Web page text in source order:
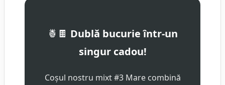
🍍🍫 Dublă bucurie într-un
singur cadou!
Coșul nostru mixt #3 Mare combină